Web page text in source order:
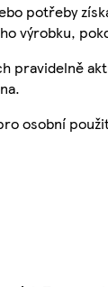
potřeby
výrobku,
pravidelně
osobní